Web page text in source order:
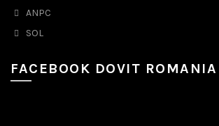
ANPC
SOL
FACEBOOK DOVIT ROMANIA